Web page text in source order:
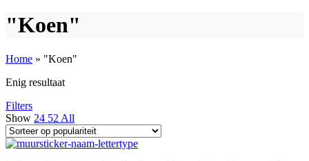
"Koen"
Home » "Koen"
Enig resultaat
Filters
Show 24 52 All